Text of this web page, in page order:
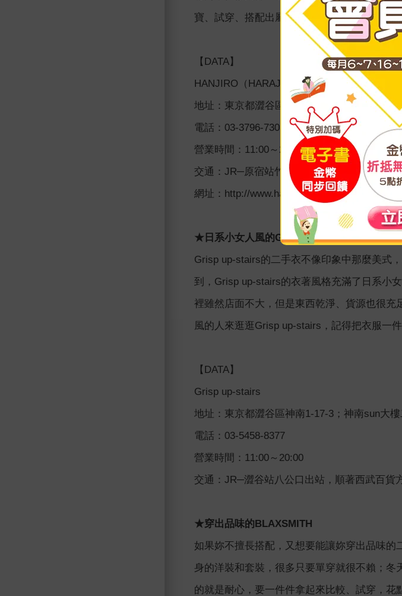
寶、試穿、搭配出屬於自我風格的古著風。
【DATA】
HANJIRO（HARAJUKU店）
地址：東京都澀谷區神宮前4-31-10；YMスク
電話：03-3796-7303
營業時間：11:00～20:00
交通：JR─原宿站竹下通口出站，沿表參道方
網址：http://www.hanjiro.co.jp/
★日系小女人風的Grisp up-stairs
Grisp up-stairs的二手衣不像印象中那麼美式
到，Grisp up-stairs的衣著風格充滿了日系小
裡雖然店面不大，但是東西乾淨、貨源也很
風的人來逛逛Grisp up-stairs，記得把衣服一
【DATA】
Grisp up-stairs
地址：東京都澀谷區神南1-17-3；神南sun大樓
電話：03-5458-8377
營業時間：11:00～20:00
交通：JR─澀谷站八公口出站，順著西武百貨
★穿出品味的BLAXSMITH
如果妳不擅長搭配，又想要能讓妳穿出品味
身的洋裝和套裝，很多只要單穿就很不賴；
的就是耐心，要一件件拿起來比較、試穿，花